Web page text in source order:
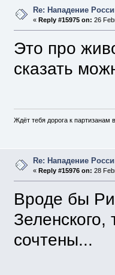
Re: Нападение
«Reply #15975 on: 26
Это про
сказать
Ждёт тебя дорога к партизанам
Re: Нападение
« Reply #15976 on: 28
Вроде бы
сочтены...